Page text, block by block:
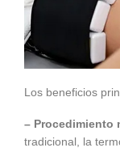
Los beneficios
– Procedimiento
tradicional, la